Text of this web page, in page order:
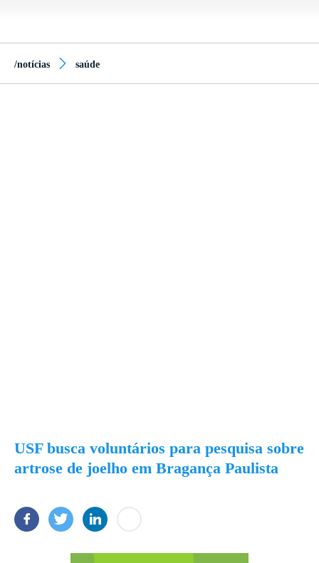
/notícias saúde
USF busca voluntários para pesquisa sobre
artrose de joelho em Bragança Paulista